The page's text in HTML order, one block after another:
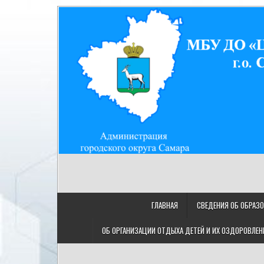
МУНИЦИПАЛЬНОЕ
МБУ ДО "ЦДТ "Восход" г.о. Самара/443080,
ГЛАВНАЯ СВЕДЕНИЯ ОБ
ОБ ОРГАНИЗАЦИИ ОТДЫХА ДЕТЕЙ И ИХ